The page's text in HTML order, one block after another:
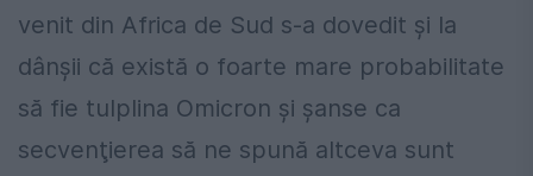
venit din Africa de Sud s-a dovedit şi la
dânşii că există o foarte mare probabilitate
să fie tulplina Omicron şi şanse ca
secvenţierea să ne spună altceva sunt